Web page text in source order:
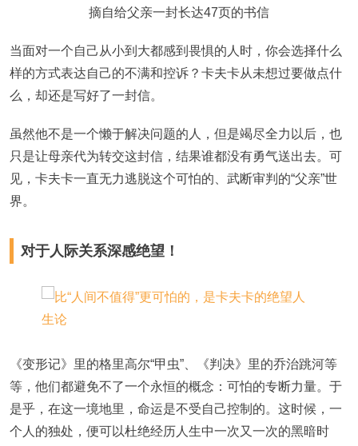
摘自给父亲一封长达47页的书信
当面对一个自己从小到大都感到畏惧的人时，你会选择什么
样的方式表达自己的不满和控诉？卡夫卡从未想过要做点什
么，却还是写好了一封信。
虽然他不是一个懒于解决问题的人，但是竭尽全力以后，也
只是让母亲代为转交这封信，结果谁都没有勇气送出去。可
见，卡夫卡一直无力逃脱这个可怕的、武断审判的“父亲”世
界。
对于人际关系深感绝望！
《变形记》里的格里高尔“甲虫”、《判决》里的乔治跳河等
等，他们都避免不了一个永恒的概念：可怕的专断力量。于
是乎，在这一境地里，命运是不受自己控制的。这时候，一
个人的独处，便可以杜绝经历人生中一次又一次的黑暗时